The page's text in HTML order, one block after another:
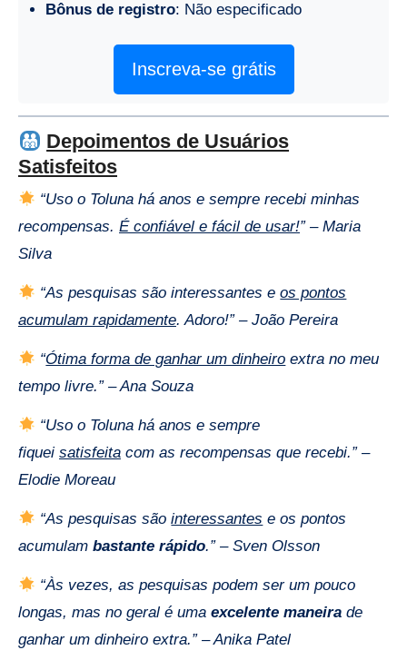
Bônus de registro: Não especificado
Inscreva-se grátis
Depoimentos de Usuários
Satisfeitos
“Uso o Toluna há anos e sempre recebi minhas
recompensas. É confiável e fácil de usar!” – Maria
Silva
“As pesquisas são interessantes eos pontos
acumulam rapidamente. Adoro!” – João Pereira
“Ótima forma de ganhar um dinheiro extra no meu
tempo livre.” – Ana Souza
“Uso o Toluna há anos e sempre
fiquei satisfeita com as recompensas que recebi.” –
Elodie Moreau
“As pesquisas sãointeressantes e os pontos
acumulam bastante rápido.” – Sven Olsson
“Às vezes, as pesquisas podem ser um pouco
longas, mas no geral é uma excelente maneira de
ganhar um dinheiro extra.” – Anika Patel